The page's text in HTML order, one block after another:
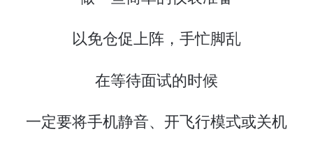
以免仓促上阵，手忙脚乱
在等待面试的时候
一定要将手机静音、开飞行模式或关机